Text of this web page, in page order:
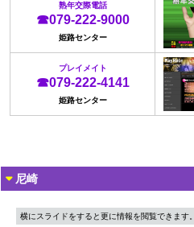
熟年交際電話
☎079-222-9000
姫路センター
プレイメイト
☎079-222-4141
姫路センター
尼崎
横にスライドをすると更に情報を閲覧できます。